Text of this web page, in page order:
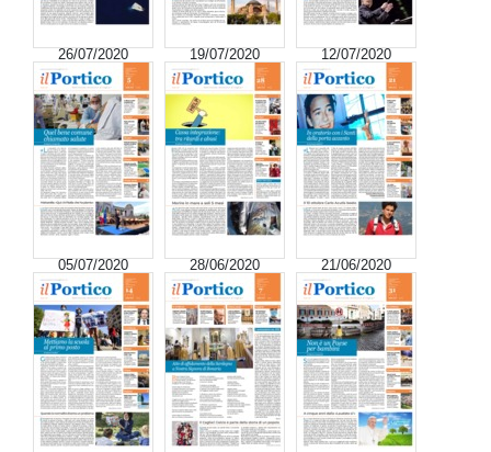
26/07/2020 19/07/2020 12/07/2020
05/07/2020 28/06/2020 21/06/2020